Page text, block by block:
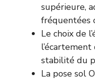
supérieure,
fréquentées
Le choix de
stabilité du
La pose sol